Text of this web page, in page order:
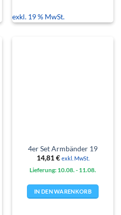
exkl. 19 % MwSt.
4er Set Armbänder 19
14,81€ exkl. MwSt.
Lieferung: 10.08. - 11.08.
IN DEN WARENKORB